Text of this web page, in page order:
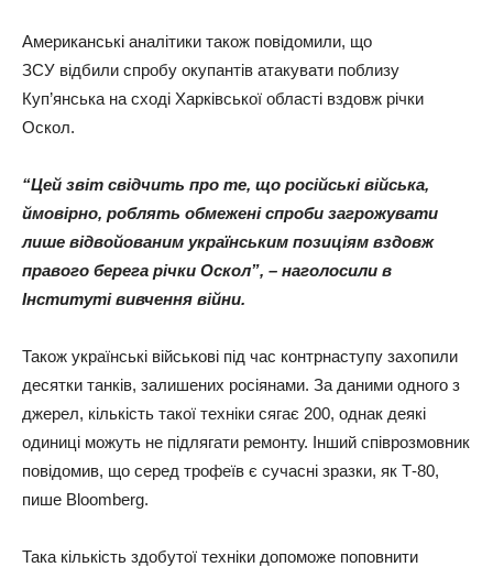
Американські аналітики також повідомили, що
ЗСУ відбили спробу окупантів атакувати поблизу
Куп’янська на сході Харківської області вздовж річки
Оскол.
“Цей звіт свідчить про те, що російські війська,
ймовірно, роблять обмежені спроби загрожувати
лише відвойованим українським позиціям вздовж
правого берега річки Оскол”, – наголосили в
Інституті вивчення війни.
Також українські військові під час контрнаступу захопили
десятки танків, залишених росіянами. За даними одного з
джерел, кількість такої техніки сягає 200, однак деякі
одиниці можуть не підлягати ремонту. Інший співрозмовник
повідомив, що серед трофеїв є сучасні зразки, як Т-80,
пише Bloomberg.
Така кількість здобутої техніки допоможе поповнити